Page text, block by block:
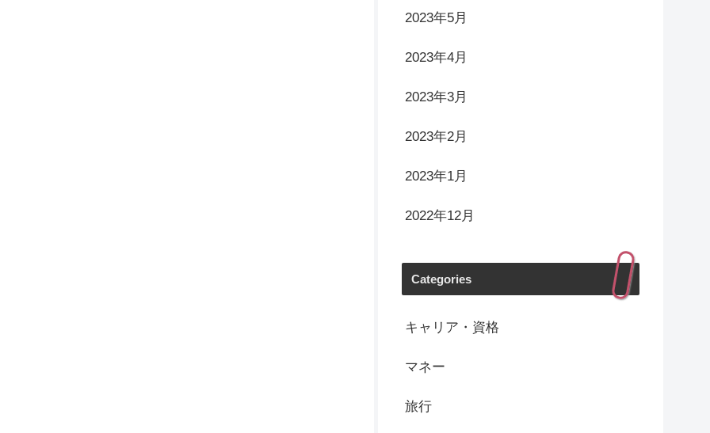
2023年5月
2023年4月
2023年3月
2023年2月
2023年1月
2022年12月
Categories
キャリア・資格
マネー
旅行